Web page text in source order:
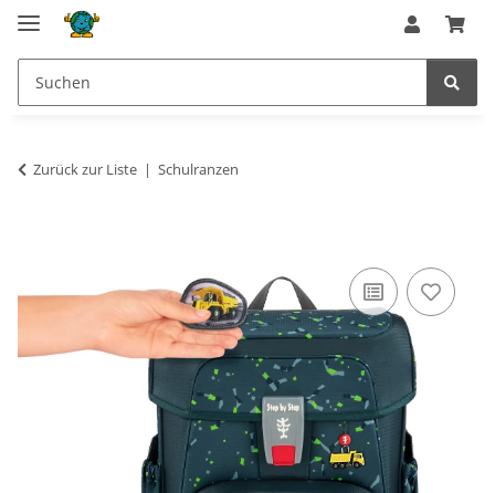
Zurück zur Liste Schulranzen